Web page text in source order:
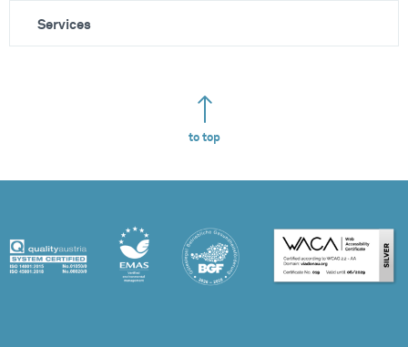
Services
to top